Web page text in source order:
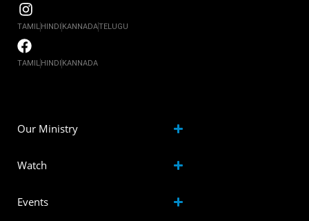
TAMIL HINDI KANNADATELUGU
TAMIL HINDI KANNADA
Our Ministry
Watch
Events